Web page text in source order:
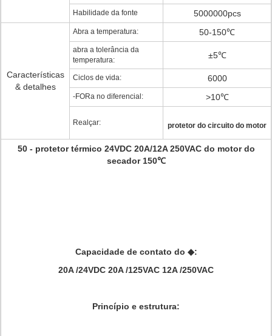
Habilidade da fonte 5000000pcs
Características
& detalhes
Abra a temperatura: 50-150℃
abra a tolerância da
temperatura:
±5℃
Ciclos de vida: 6000
-FORa no diferencial: >10℃
Realçar: protetor do circuito do motor
50 - protetor térmico 24VDC 20A/12A 250VAC do motor do
secador 150℃
Capacidade de contato do ◆:
20A /24VDC 20A /125VAC 12A /250VAC
Princípio e estrutura: